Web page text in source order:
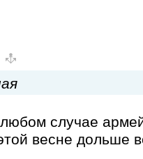
случае
весне дольше